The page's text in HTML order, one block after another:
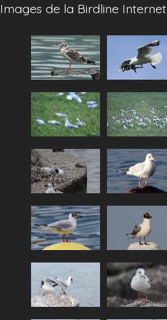
Images de la Birdline Internet